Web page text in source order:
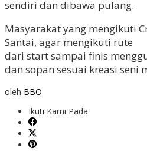
sendiri dan dibawa pulang.
Masyarakat yang mengikuti
Santai, agar mengikuti rute
dari start sampai finis
dan sopan sesuai kreasi seni
oleh BBO
Ikuti Kami Pada